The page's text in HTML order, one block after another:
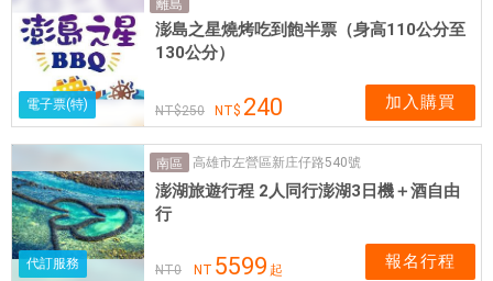
電子票(特)
離島
澎島之星燒烤吃到飽半票（身高110公分至
130公分）
250 240 加入購買
代訂服務
南區 高雄市左營區新庄仔路540號
澎湖旅遊行程 2人同行澎湖3日機＋酒自由
行
NT0 NT 5599 起 報名行程